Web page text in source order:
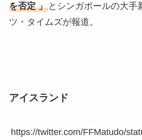
を否定 」とシンガポールの大手
ツ・タイムズが報道。
アイスランド
https://twitter.com/FFMatudo/